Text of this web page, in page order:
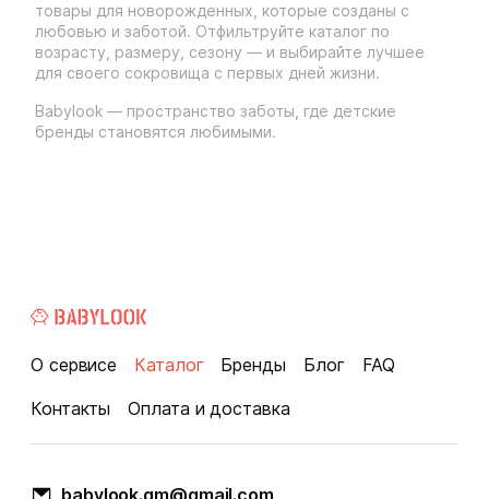
товары для новорожденных, которые созданы с
любовью и заботой. Отфильтруйте каталог по
возрасту, размеру, сезону — и выбирайте лучшее
для своего сокровища с первых дней жизни.
Babylook — пространство заботы, где детские
бренды становятся любимыми.
О сервисе Каталог Бренды Блог
FAQ
Контакты
Оплата и доставка